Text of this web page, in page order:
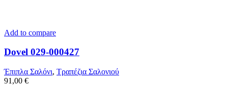
Add to compare
Dovel 029-000427
Έπιπλα Σαλόνι, Τραπέζια Σαλονιού
91,00 €